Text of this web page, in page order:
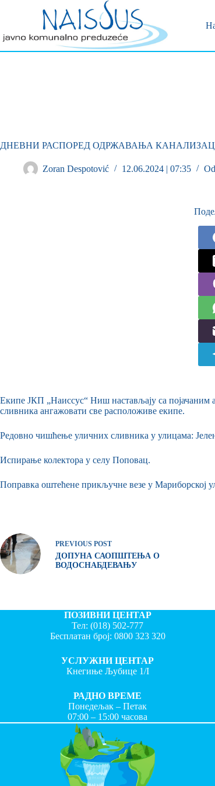
ДНЕВНИ РАСПОРЕД ОДРЖАВАЊА
Zoran Despotović 12.06.2024 | 07:35
Екипе ЈКП „Наиссус“ Ниш настављају са
сливника ангажовати све расположиве екипе.
Редовно чишћење уличних сливника у улицама:
Испирање колектора у селу Поповац.
Поправка оштећене прикључне везе у Мариборској
PREVIOUS POST
ДОПУНА САОПШТЕЊА О
ВОДОСНАБДЕВАЊУ
ПОЗИВНИ ЦЕНТАР
Тел:(018) 502-777
Бесплатан број: 0800 323 320
УСЛУЖНИ ЦЕНТАР
Кнегиње Љубице 1/I
РАДНО ВРЕМЕ
Понедељак – Петак
07:00 – 15:00 часова